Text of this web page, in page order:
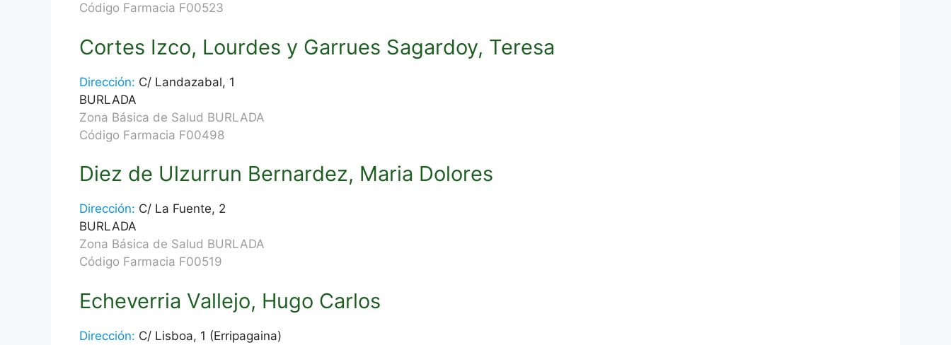
Código Farmacia F00523
Cortes Izco, Lourdes y Garrues Sagardoy, Teresa
Dirección: C/ Landazabal, 1
BURLADA
Zona Básica de Salud BURLADA
Código Farmacia F00498
Diez de Ulzurrun Bernardez, Maria Dolores
Dirección: C/ La Fuente, 2
BURLADA
Zona Básica de Salud BURLADA
Código Farmacia F00519
Echeverria Vallejo, Hugo Carlos
Dirección: C/ Lisboa, 1 (Erripagaina)